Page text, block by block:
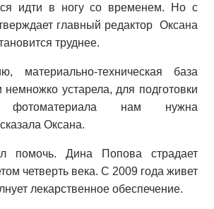
идти в ногу со временем. Но с
главный редактор Оксана
труднее.
материально-техническая база
устарела, для подготовки
фотоматериала нам нужна
Оксана.
помочь. Дина Попова страдает
четверть века. С 2009 года живет
лекарственное обеспечение.